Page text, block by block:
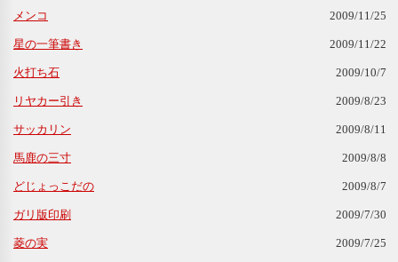
メンコ 2009/11/25
星の一筆書き 2009/11/22
火打ち石 2009/10/7
リヤカー引き 2009/8/23
サッカリン 2009/8/11
馬鹿の三寸 2009/8/8
どじょっこだの 2009/8/7
ガリ版印刷 2009/7/30
菱の実 2009/7/25